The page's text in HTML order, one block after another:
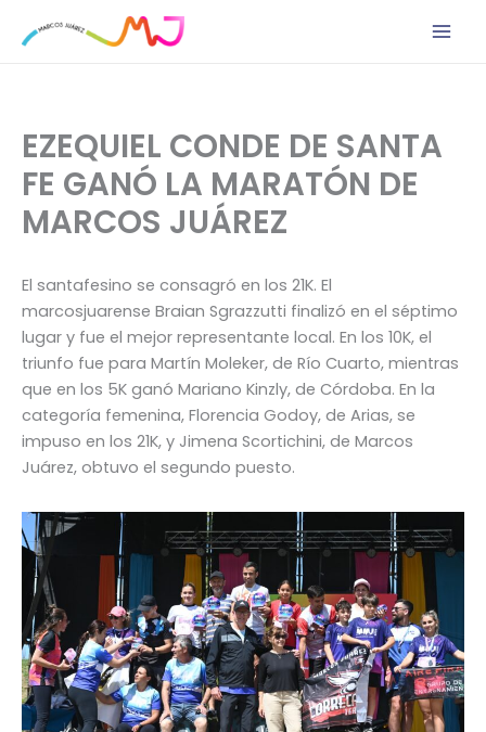
EZEQUIEL CONDE DE SANTA
FE GANÓ LA MARATÓN DE
MARCOS JUÁREZ
El santafesino se consagró en los 21K. El
marcosjuarense Braian Sgrazzutti finalizó en el séptimo
lugar y fue el mejor representante local. En los 10K, el
triunfo fue para Martín Moleker, de Río Cuarto, mientras
que en los 5K ganó Mariano Kinzly, de Córdoba. En la
categoría femenina, Florencia Godoy, de Arias, se
impuso en los 21K, y Jimena Scortichini, de Marcos
Juárez, obtuvo el segundo puesto.